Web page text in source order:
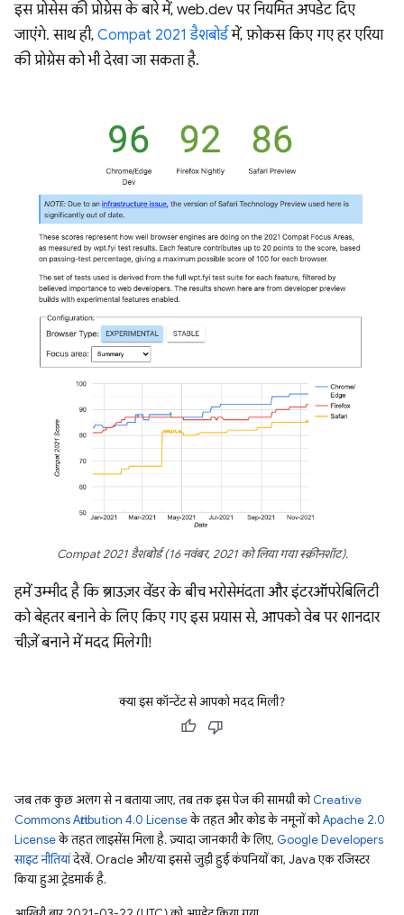
इस प्रोसेस की प्रोग्रेस के बारे में, web.dev पर नियमित अपडेट दिए
जाएंगे. साथ ही, Compat 2021 डैशबोर्डमें, फ़ोकस किए गए हर एरिया
की प्रोग्रेस को भी देखा जा सकता है.
Compat 2021 डैशबोर्ड (16 नवंबर, 2021 को लिया गया स्क्रीनशॉट).
हमें उम्मीद है कि ब्राउज़र वेंडर के बीच भरोसेमंदता और इंटरऑपरेबिलिटी
को बेहतर बनाने के लिए किए गए इस प्रयास से, आपको वेब पर शानदार
चीज़ें बनाने में मदद मिलेगी!
क्या इस कॉन्टेंट से आपको मदद मिली?
जब तक कुछ अलग से न बताया जाए, तब तक इस पेज की सामग्री कोCreative
Commons Attribution 4.0 Licenseके तहत और कोड के नमूनों कोApache 2.0
Licenseके तहत लाइसेंस मिला है. ज़्यादा जानकारी के लिए, Google Developers
साइट नीतियांदेखें. Oracle और/या इससे जुड़ी हुई कंपनियों का, Java एक रजिस्टर
किया हुआ ट्रेडमार्क है.